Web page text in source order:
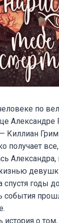
по
Александре
Киллиан
получает
Александра,
спустя годы
события
история о